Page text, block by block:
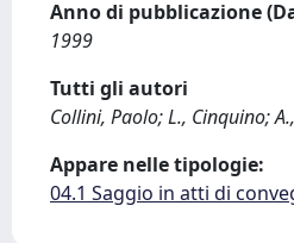
Anno di pubblicazione
1999
Tutti gli autori
Collini, Paolo; L., Cinquino;
Appare nelle tipologie:
04.1 Saggio in atti di